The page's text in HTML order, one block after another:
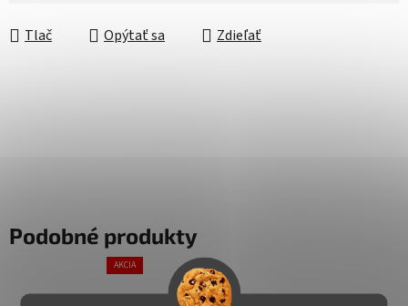
Tlač Opýtať sa Zdieľať
Podobné produkty
AKCIA